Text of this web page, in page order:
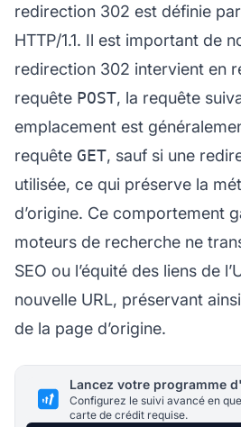
redirection 302 est définie
HTTP/1.1. Il est important de
redirection 302 intervient en
requête POST, la requête
emplacement est
requête GET, sauf si une
utilisée, ce qui préserve la
d’origine. Ce comportement
moteurs de recherche ne
SEO ou l’équité des liens de
nouvelle URL, préservant
de la page d’origine.
Lancez votre programme
Configurez le suivi avancé en
carte de crédit requise.